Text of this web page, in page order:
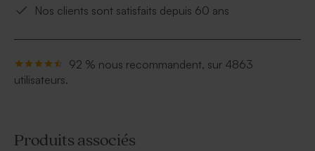
Nos clients sont satisfaits depuis 60 ans
92 % nous recommandent, sur 4863
utilisateurs.
Produits associés